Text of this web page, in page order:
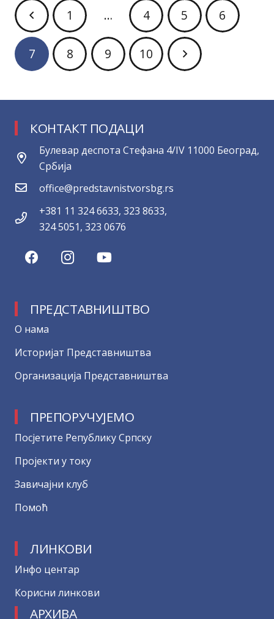
1 … 4 5 6
7 8 9 10
КОНТАКТ ПОДАЦИ
Булевар деспота Стефана 4/IV 11000 Београд,
Србија
office@predstavnistvorsbg.rs
+381 11 324 6633, 323 8633,
324 5051, 323 0676
ПРЕДСТАВНИШТВО
О нама
Историјат Представништва
Организација Представништва
ПРЕПОРУЧУЈЕМО
Посјетите Републику Српску
Пројекти у току
Завичајни клуб
Помоћ
ЛИНКОВИ
Инфо центар
Корисни линкови
АРХИВА